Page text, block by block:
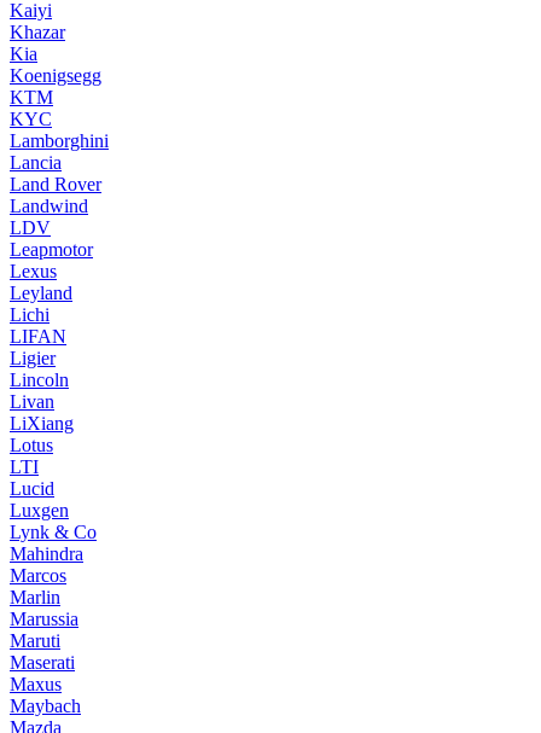
Kaiyi
Khazar
Kia
Koenigsegg
KTM
KYC
Lamborghini
Lancia
Land Rover
Landwind
LDV
Leapmotor
Lexus
Leyland
Lichi
LIFAN
Ligier
Lincoln
Livan
LiXiang
Lotus
LTI
Lucid
Luxgen
Lynk & Co
Mahindra
Marcos
Marlin
Marussia
Maruti
Maserati
Maxus
Maybach
Mazda